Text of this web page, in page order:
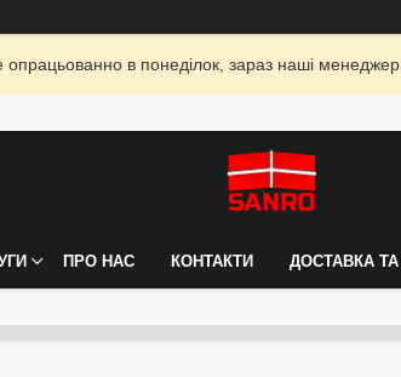
в понеділок, зараз наші
ПРО НАС КОНТАКТИ ДОСТАВКА